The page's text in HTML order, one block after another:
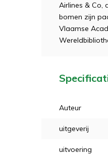
Airlines & Co,
bomen zijn
Vlaamse
Auteur
uitgeverij
uitvoering